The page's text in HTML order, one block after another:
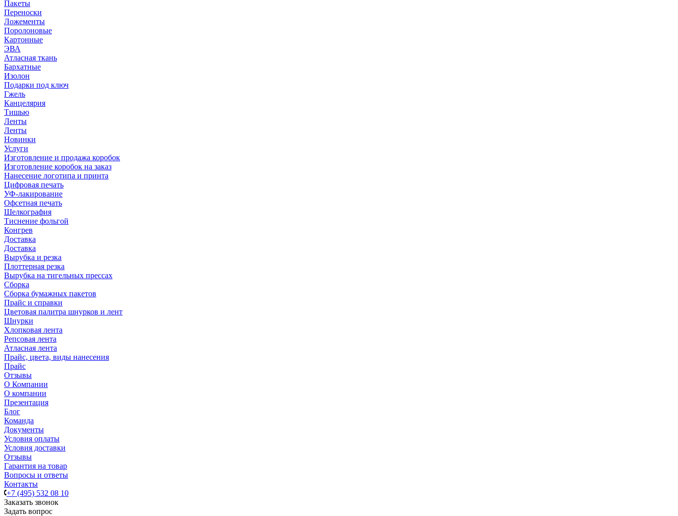
Пакеты
Переноски
Ложементы
Поролоновые
Картонные
ЭВА
Атласная ткань
Бархатные
Изолон
Подарки под ключ
Гжель
Канцелярия
Тишью
Ленты
Ленты
Новинки
Услуги
Изготовление и продажа коробок
Изготовление коробок на заказ
Нанесение логотипа и принта
Цифровая печать
УФ-лакирование
Офсетная печать
Шелкография
Тиснение фольгой
Конгрев
Доставка
Доставка
Вырубка и резка
Плоттерная резка
Вырубка на тигельных прессах
Сборка
Сборка бумажных пакетов
Прайс и справки
Цветовая палитра шнурков и лент
Шнурки
Хлопковая лента
Репсовая лента
Атласная лента
Прайс, цвета, виды нанесения
Прайс
Отзывы
О Компании
О компании
Презентация
Блог
Команда
Документы
Условия оплаты
Условия доставки
Отзывы
Гарантия на товар
Вопросы и ответы
Контакты
+7 (495) 532 08 10
Заказать звонок
Задать вопрос